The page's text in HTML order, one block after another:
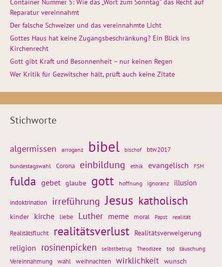
Container Nummer 5: Wie das „Wort zum Sonntag“ das Recht auf
Reparatur vereinnahmt
Der falsche Schweizer und das vereinnahmte Licht
Gottes Haus hat keine Zugangsbeschränkung? Ein Blick ins
Kirchenrecht
Gott gibt Kraft und Besonnenheit – nur keinen Regen
Wer Kritik für Gezwitscher hält, prüft auch keine Zitate
Stichworte
algermissen arroganz bibel bischof btw2017
bundestagswahl Corona einbildung ethik evangelisch FSM
fulda gebet glaube gott hoffnung ignoranz illusion
indoktrination irreführung Jesus katholisch
kinder kirche liebe Luther meme moral Papst realität
Realitätsflucht realitätsverlust Realitätsverweigerung
religion rosinenpicken selbstbetrug Theodizee tod täuschung
Vereinnahmung wahl weihnachten wirklichkeit wunsch